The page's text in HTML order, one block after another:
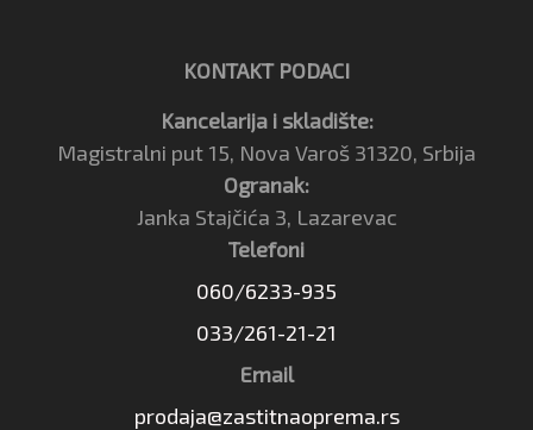
KONTAKT PODACI
Kancelarija i skladište:
Magistralni put 15, Nova Varoš 31320, Srbija
Ogranak:
Janka Stajčića 3, Lazarevac
Telefoni
060/6233-935
033/261-21-21
Email
prodaja@zastitnaoprema.rs